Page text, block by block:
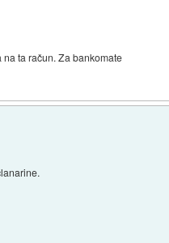
na ta račun. Za bankomate